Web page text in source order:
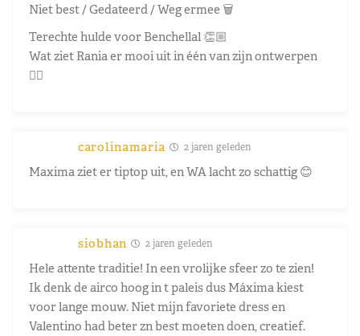
Niet best / Gedateerd / Weg ermee 🗑️
Terechte hulde voor Benchellal 👏🏼
Wat ziet Rania er mooi uit in één van zijn ontwerpen
👌🏼
carolinamaria 2 jaren geleden
Maxima ziet er tiptop uit, en WA lacht zo schattig 😊
siobhan 2 jaren geleden
Hele attente traditie! In een vrolijke sfeer zo te zien!
Ik denk de airco hoog in t paleis dus Máxima kiest
voor lange mouw. Niet mijn favoriete dress en
Valentino had beter zn best moeten doen, creatief.